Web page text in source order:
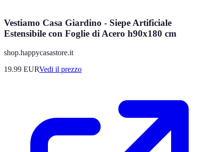
Vestiamo Casa Giardino - Siepe Artificiale
Estensibile con Foglie di Acero h90x180 cm
shop.happycasastore.it
19.99 EURVedi il prezzo